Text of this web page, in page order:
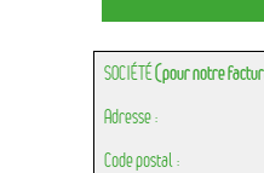
SOCIÉTÉ(pour notre
Adresse :
Code postal :